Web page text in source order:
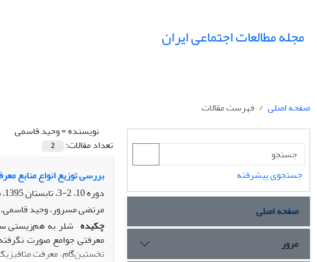
مجله مطالعات اجتماعی ایران
صفحه اصلی
فهرست مقالات
نویسنده =وحید قاسمی
تعداد مقالات:
2
بررسی توزیع انواع منابع
دوره 10، 2-3، تابستان 1395، صفحه
مرتضی مسرور، وحید
چکیده شلر به هم‌زیستی
معرفتی جوامع صورت
نخستین‌گام، معرفت
جستجوی پیشرفته
صفحه اصلی
مرور